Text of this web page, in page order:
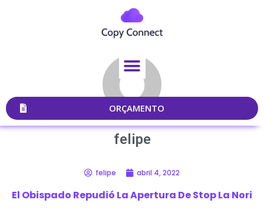
ORÇAMENTO
felipe
felipe abril 4, 2022
El Obispado Repudió La Apertura De Stop La Nori